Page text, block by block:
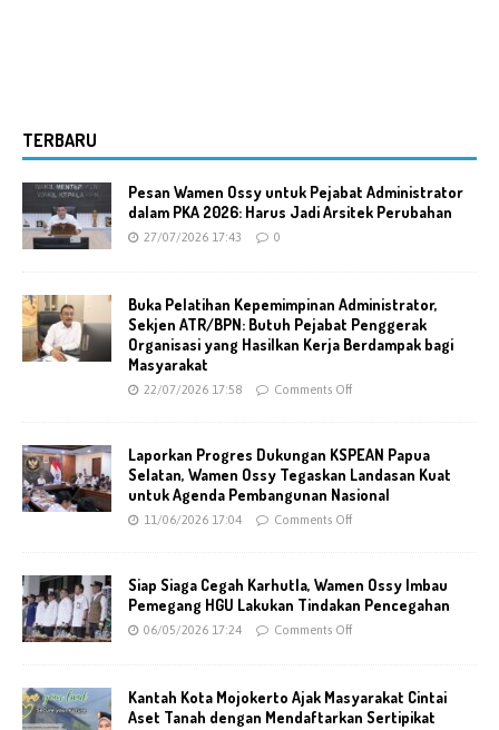
TERBARU
Pesan Wamen Ossy untuk Pejabat Administrator
dalam PKA 2026: Harus Jadi Arsitek Perubahan
27/07/2026 17:43 0
Buka Pelatihan Kepemimpinan Administrator,
Sekjen ATR/BPN: Butuh Pejabat Penggerak
Organisasi yang Hasilkan Kerja Berdampak bagi
Masyarakat
22/07/2026 17:58 Comments Off
Laporkan Progres Dukungan KSPEAN Papua
Selatan, Wamen Ossy Tegaskan Landasan Kuat
untuk Agenda Pembangunan Nasional
11/06/2026 17:04 Comments Off
Siap Siaga Cegah Karhutla, Wamen Ossy Imbau
Pemegang HGU Lakukan Tindakan Pencegahan
06/05/2026 17:24 Comments Off
Kantah Kota Mojokerto Ajak Masyarakat Cintai
Aset Tanah dengan Mendaftarkan Sertipikat